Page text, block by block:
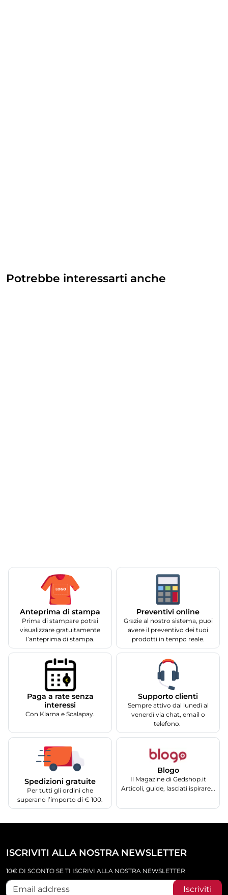
Potrebbe interessarti anche
Anteprima di stampa
Prima di stampare potrai
visualizzare gratuitamente
l’anteprima di stampa.
Preventivi online
Grazie al nostro sistema, puoi
avere il preventivo dei tuoi
prodotti in tempo reale.
Paga a rate senza
interessi
Con Klarna e Scalapay.
Supporto clienti
Sempre attivo dal lunedì al
venerdì via chat, email o
telefono.
Spedizioni gratuite
Per tutti gli ordini che
superano l’importo di € 100.
Blogo
Il Magazine di Gedshop.it
Articoli, guide, lasciati ispirare...
ISCRIVITI ALLA NOSTRA NEWSLETTER
10€ DI SCONTO SE TI ISCRIVI ALLA NOSTRA NEWSLETTER
Iscriviti